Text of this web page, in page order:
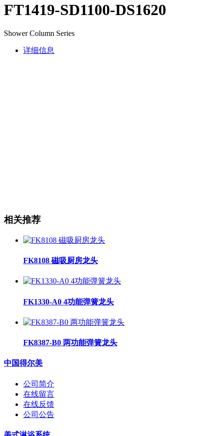
FT1419-SD1100-DS1620
Shower Column Series
详细信息
相关推荐
FK8108 磁吸厨房龙头
FK1330-A0 4功能弹簧龙头
FK8387-B0 两功能弹簧龙头
中国得尔美
公司简介
在线留言
在线反馈
公司公告